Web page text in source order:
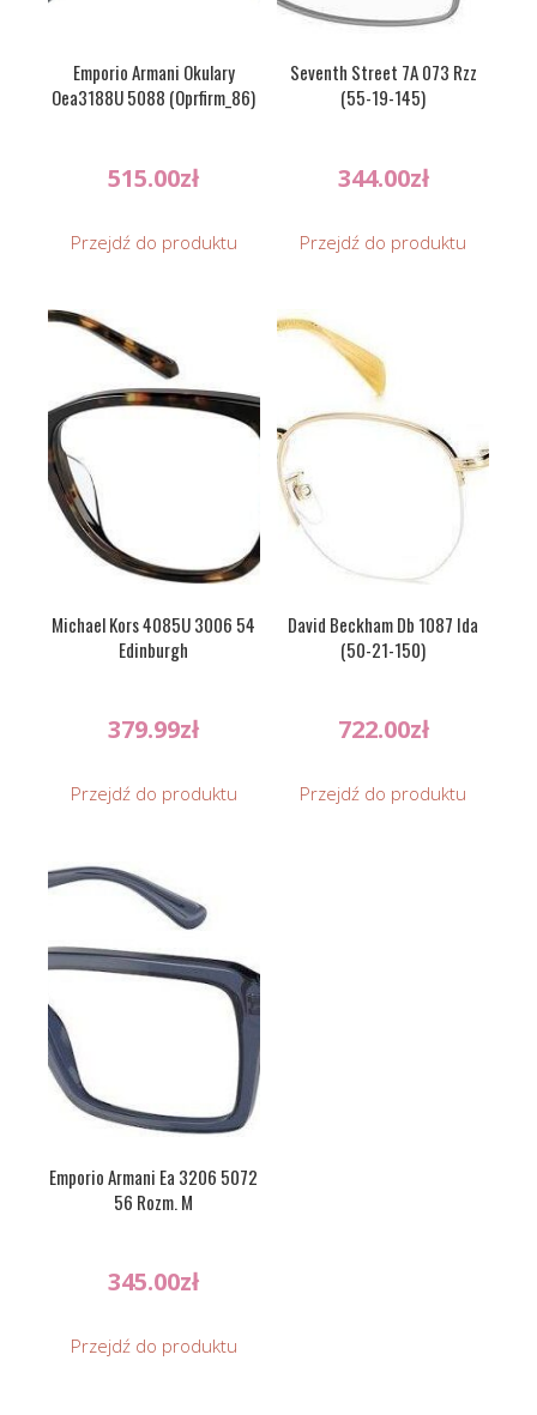
Emporio Armani Okulary
Oea3188U 5088 (Oprfirm_86)
515.00zł
Przejdź do produktu
Seventh Street 7A 073 Rzz
(55-19-145)
344.00zł
Przejdź do produktu
Michael Kors 4085U 3006 54
Edinburgh
379.99zł
Przejdź do produktu
David Beckham Db 1087 Ida
(50-21-150)
722.00zł
Przejdź do produktu
Emporio Armani Ea 3206 5072
56 Rozm. M
345.00zł
Przejdź do produktu